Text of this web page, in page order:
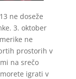
ne doseže
3. oktober
ne
prostorih v
na srečo
igrati v